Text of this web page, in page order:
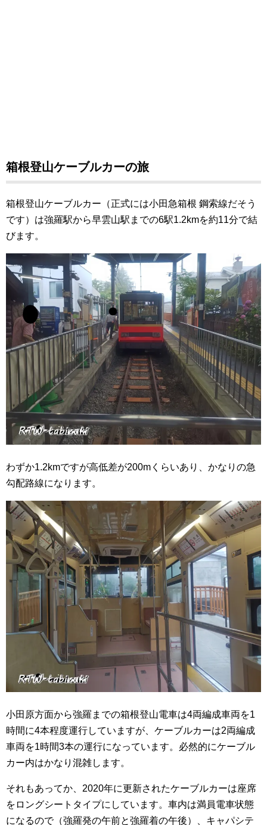
箱根登山ケーブルカーの旅
箱根登山ケーブルカー（正式には小田急箱根 鋼索線だそう
です）は強羅駅から早雲山駅までの6駅1.2kmを約11分で結
びます。
わずか1.2kmですが高低差が200mくらいあり、かなりの急
勾配路線になります。
小田原方面から強羅までの箱根登山電車は4両編成車両を1
時間に4本程度運行していますが、ケーブルカーは2両編成
車両を1時間3本の運行になっています。必然的にケーブル
カー内はかなり混雑します。
それもあってか、2020年に更新されたケーブルカーは座席
をロングシートタイプにしています。車内は満員電車状態
になるので（強羅発の午前と強羅着の午後）、キャパシテ